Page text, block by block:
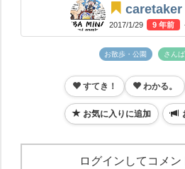
caretaker
2017/1/29 9 年前
お散歩・公園 さん
すてき！ わかる。
お気に入りに追加
ログインしてコメン